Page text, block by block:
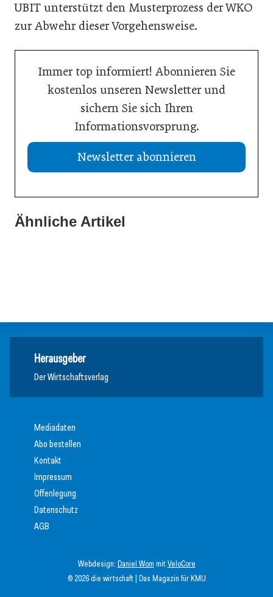
UBIT unterstützt den Musterprozess der WKO
zur Abwehr dieser Vorgehensweise.
Immer top informiert! Abonnieren Sie
kostenlos unseren Newsletter und
sichern Sie sich Ihren
Informationsvorsprung.
Newsletter abonnieren
Ähnliche Artikel
21. Juli 2026
Herausgeber
Der Wirtschaftsverlag
© 2026 die wirtschaft | Das Magazin für KMU
Webdesign: Daniel Wom mitVeloCore
Mediadaten
Abo bestellen
Kontakt
Impressum
Offenlegung
Datenschutz
AGB